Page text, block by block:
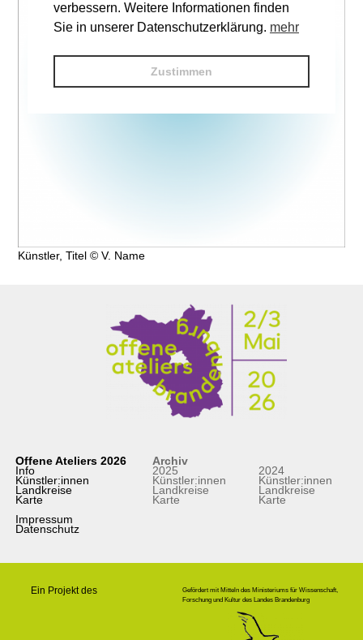
Künstler, Titel © V. Name
Offene Ateliers 2026
Info
Künstler:innen
Landkreise
Karte
Impressum
Datenschutz
Archiv
2025
Künstler:innen
Landkreise
Karte
2024
Künstler:innen
Landkreise
Karte
Ein Projekt des
Gefördert mit Mitteln des Ministeriums für Wissenschaft,
Forschung und Kultur des Landes Brandenburg
verbessern. Weitere Informationen finden
Sie in unserer Datenschutzerklärung. mehr
Zustimmen